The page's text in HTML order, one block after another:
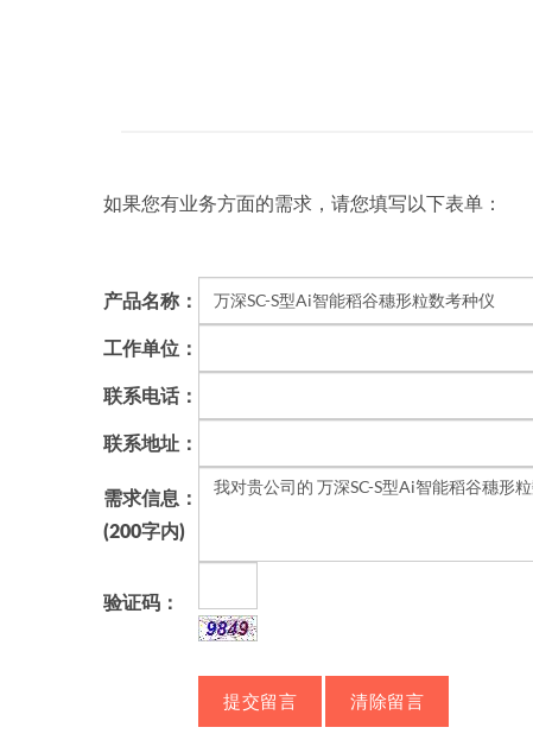
如果您有业务方面的需求，请您填写以下表单：
产品名称：
工作单位：
联系电话：
联系地址：
需求信息：
(200字内)
验证码：